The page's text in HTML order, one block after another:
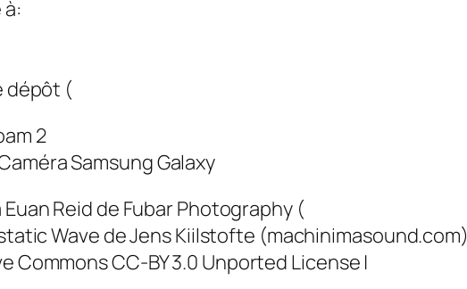
dépôt (
2
Samsung Galaxy
Reid de Fubar Photography (
Wave de Jens Kiilstofte (machinimasound.com)
Commons CC-BY 3.0 Unported License |